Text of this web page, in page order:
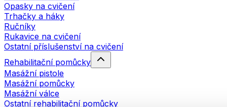
Opasky na cvičení
Trhačky a háky
Ručníky
Rukavice na cvičení
Ostatní příslušenství na cvičení
Rehabilitační pomůcky
Masážní pistole
Masážní pomůcky
Masážní válce
Ostatní rehabilitační pomůcky